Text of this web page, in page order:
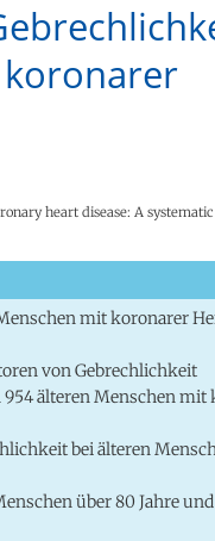
heart disease: A
mit koronarer
von Gebrechlichkeit
954 älteren Menschen
bei älteren
über 80 Jahre